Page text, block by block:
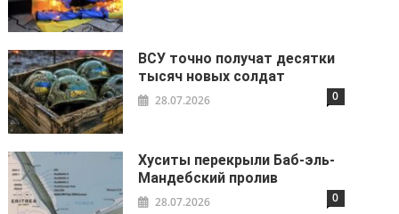
ВСУ точно получат десятки
тысяч новых солдат
28.07.2026 0
Хуситы перекрыли Баб-эль-
Мандебский пролив
28.07.2026 0